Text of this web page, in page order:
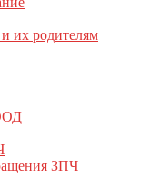
их родителям
ЗПЧ